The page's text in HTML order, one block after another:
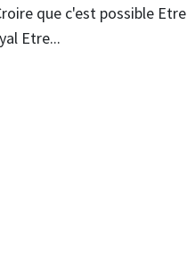
que c'est possible Etre
Etre...